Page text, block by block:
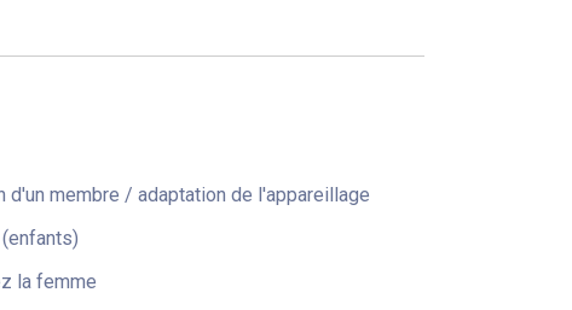
d'un membre / adaptation de l'appareillage
la femme